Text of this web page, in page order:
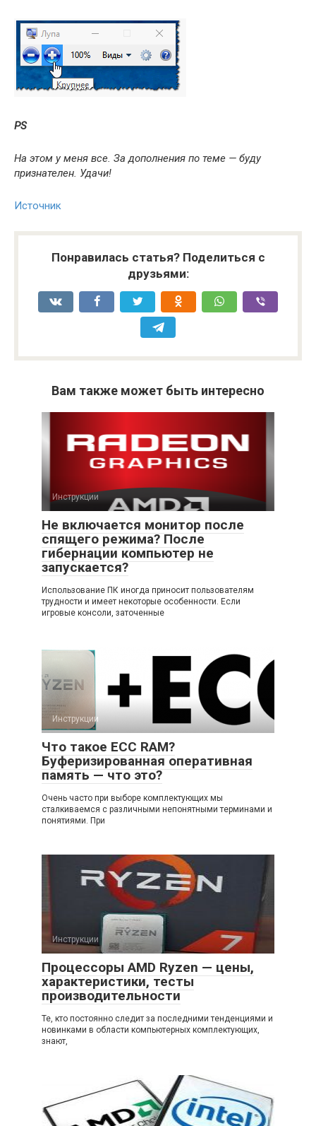
PS
На этом у меня все. За дополнения по теме — буду
признателен. Удачи!
Источник
Понравилась статья? Поделиться с
друзьями:
Вам также может быть интересно
Инструкции
Не включается монитор после
спящего режима? После
гибернации компьютер не
запускается?
Использование ПК иногда приносит пользователям
трудности и имеет некоторые особенности. Если
игровые консоли, заточенные
Инструкции
Что такое ECC RAM?
Буферизированная оперативная
память — что это?
Очень часто при выборе комплектующих мы
сталкиваемся с различными непонятными терминами и
понятиями. При
Инструкции
Процессоры AMD Ryzen — цены,
характеристики, тесты
производительности
Те, кто постоянно следит за последними тенденциями и
новинками в области компьютерных комплектующих,
знают,